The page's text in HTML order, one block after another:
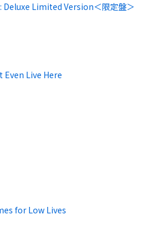
Deluxe Limited Version＜限定盤＞
Even Live Here
for Low Lives